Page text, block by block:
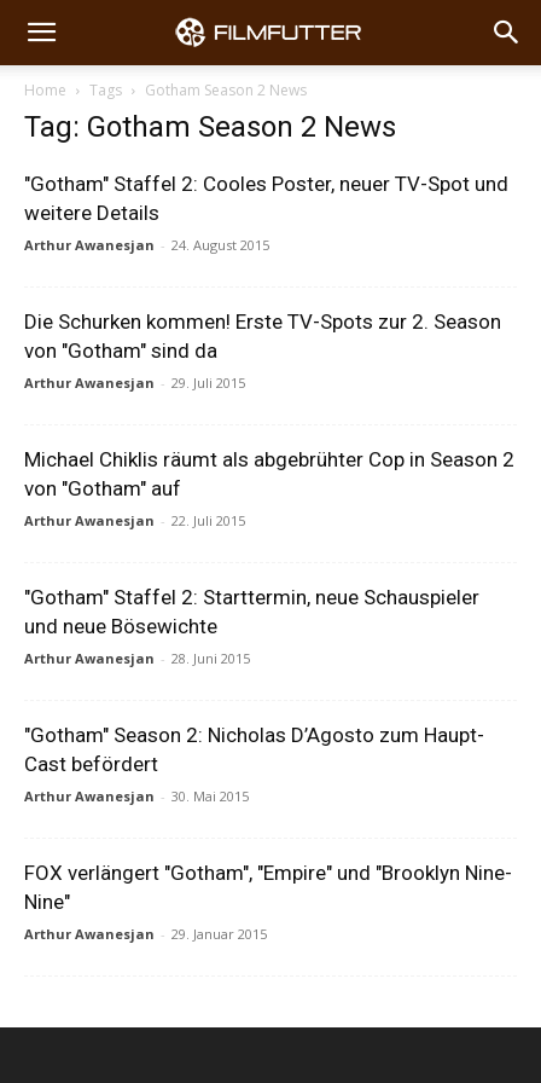
Home Tags Gotham Season 2 News
Tag: Gotham Season 2 News
"Gotham" Staffel 2: Cooles Poster, neuer TV-Spot und
weitere Details
Arthur Awanesjan - 24. August 2015
Die Schurken kommen! Erste TV-Spots zur 2. Season
von "Gotham" sind da
Arthur Awanesjan - 29. Juli 2015
Michael Chiklis räumt als abgebrühter Cop in Season 2
von "Gotham" auf
Arthur Awanesjan - 22. Juli 2015
"Gotham" Staffel 2: Starttermin, neue Schauspieler
und neue Bösewichte
Arthur Awanesjan - 28. Juni 2015
"Gotham" Season 2: Nicholas D’Agosto zum Haupt-
Cast befördert
Arthur Awanesjan - 30. Mai 2015
FOX verlängert "Gotham", "Empire" und "Brooklyn Nine-
Nine"
Arthur Awanesjan - 29. Januar 2015